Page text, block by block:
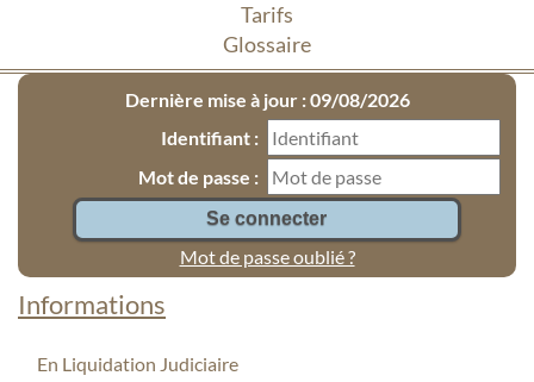
Tarifs
Glossaire
Dernière mise à jour : 09/08/2026
Identifiant :
Mot de passe :
Mot de passe oublié ?
Informations
En Liquidation Judiciaire